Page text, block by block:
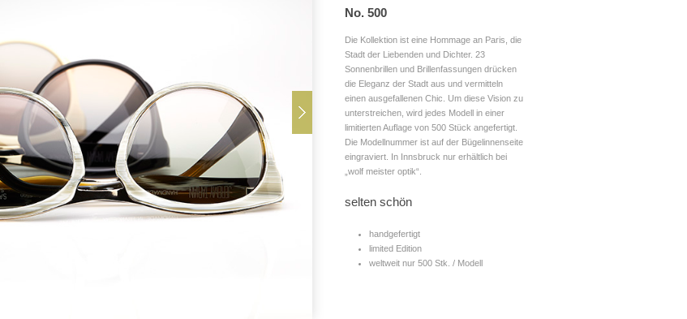
No. 500
Die Kollektion ist eine Hommage an Paris, die
Stadt der Liebenden und Dichter. 23
Sonnenbrillen und Brillenfassungen drücken
die Eleganz der Stadt aus und vermitteln
einen ausgefallenen Chic. Um diese Vision zu
unterstreichen, wird jedes Modell in einer
limitierten Auflage von 500 Stück angefertigt.
Die Modellnummer ist auf der Bügelinnenseite
eingraviert. In Innsbruck nur erhältlich bei
„wolf meister optik“.
selten schön
handgefertigt
limited Edition
weltweit nur 500 Stk. / Modell